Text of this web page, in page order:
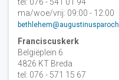
ma/woe/vrij: 09:00 - 12:00
Franciscuskerk
Belgiëplein 6
4826 KT Breda
tel: 076 - 571 15 67